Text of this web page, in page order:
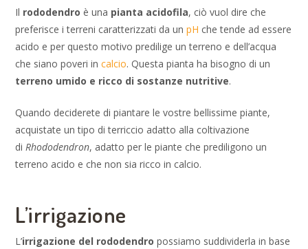
Il rododendro è una pianta acidofila, ciò vuol dire che
preferisce i terreni caratterizzati da unpH che tende ad essere
acido e per questo motivo predilige un terreno e dell’acqua
che siano poveri incalcio. Questa pianta ha bisogno di un
terreno umido e ricco di sostanze nutritive.
Quando deciderete di piantare le vostre bellissime piante,
acquistate un tipo di terriccio adatto alla coltivazione
di Rhododendron, adatto per le piante che prediligono un
terreno acido e che non sia ricco in calcio.
L’irrigazione
L’irrigazione del rododendropossiamo suddividerla in base